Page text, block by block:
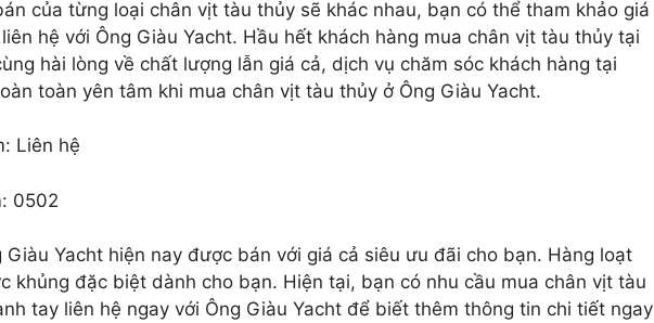
của từng loại chân vịt tàu thủy sẽ khác nhau, bạn có thể tham khảo giá
hệ với Ông Giàu Yacht. Hầu hết khách hàng mua chân vịt tàu thủy tại
hài lòng về chất lượng lẫn giá cả, dịch vụ chăm sóc khách hàng tại
toàn yên tâm khi mua chân vịt tàu thủy ở Ông Giàu Yacht.
Liên hệ
0502
Giàu Yacht hiện nay được bán với giá cả siêu ưu đãi cho bạn. Hàng loạt
khủng đặc biệt dành cho bạn. Hiện tại, bạn có nhu cầu mua chân vịt tàu
tay liên hệ ngay với Ông Giàu Yacht để biết thêm thông tin chi tiết ngay